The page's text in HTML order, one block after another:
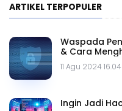
ARTIKEL TERPOPULER
Waspada
& Cara
11 Agu 2024
Ingin Jadi